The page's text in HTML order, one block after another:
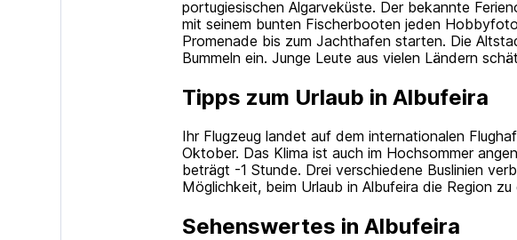
portugiesischen Algarveküste. Der bekannte
mit seinem bunten Fischerbooten jeden
Promenade bis zum Jachthafen starten. Die
Bummeln ein. Junge Leute aus vielen Ländern
Tipps zum Urlaub in Albufeira
Ihr Flugzeug landet auf dem internationalen
Oktober. Das Klima ist auch im Hochsommer
beträgt -1 Stunde. Drei verschiedene Buslinien
Möglichkeit, beim Urlaub in Albufeira die Region
Sehenswertes in Albufeira